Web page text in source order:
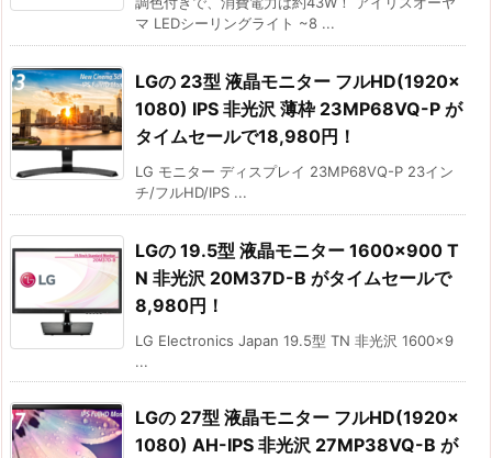
マ LEDシーリングライト ~8 ...
LGの 23型 液晶モニター フルHD(1920×
1080) IPS 非光沢 薄枠 23MP68VQ-P が
タイムセールで18,980円！
LG モニター ディスプレイ 23MP68VQ-P 23イン
チ/フルHD/IPS ...
LGの 19.5型 液晶モニター 1600×900 T
N 非光沢 20M37D-B がタイムセールで
8,980円！
LG Electronics Japan 19.5型 TN 非光沢 1600×9
...
LGの 27型 液晶モニター フルHD(1920×
1080) AH-IPS 非光沢 27MP38VQ-B が